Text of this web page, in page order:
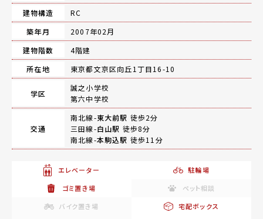
建物構造
RC
築年月
2007年02月
建物階数
4階建
所在地
東京都文京区向丘1丁目16-10
学区
誠之小学校
第六中学校
交通
南北線-東大前駅 徒歩2分
三田線-白山駅 徒歩8分
南北線-本駒込駅 徒歩11分
エレベーター
駐輪場
ゴミ置き場
ペット相談
バイク置き場
宅配ボックス